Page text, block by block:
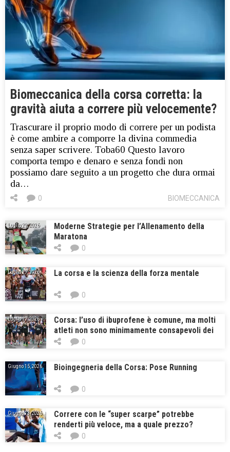
Biomeccanica della corsa corretta: la
gravità aiuta a correre più velocemente?
Trascurare il proprio modo di correre per un podista
è come ambire a comporre la divina commedia
senza saper scrivere. Toba60 Questo lavoro
comporta tempo e denaro e senza fondi non
possiamo dare seguito a un progetto che dura ormai
da…
BIOMECCANICA
0
Luglio 29, 2026
Moderne Strategie per l’Allenamento della
Maratona
0
Luglio 27, 2026 La corsa e la scienza della forza mentale
0
Luglio 17, 2026
Corsa: l’uso di ibuprofene è comune, ma molti
atleti non sono minimamente consapevoli dei
rischi che corrono
0
Giugno 15, 2026 Bioingegneria della Corsa: Pose Running
0
Giugno 13, 2026
Correre con le “super scarpe” potrebbe
renderti più veloce, ma a quale prezzo?
0